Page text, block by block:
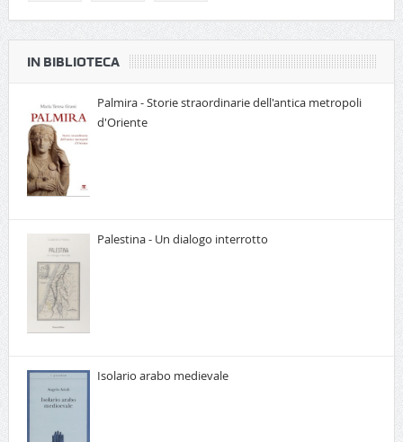
IN BIBLIOTECA
Palmira - Storie straordinarie dell'antica metropoli
d'Oriente
Palestina - Un dialogo interrotto
Isolario arabo medievale